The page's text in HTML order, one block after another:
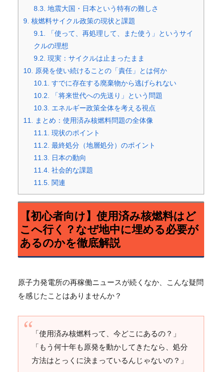
8.3. 地震大国・日本という特有の難しさ
9. 核燃料サイクル政策の現状と課題
9.1.
「使って、再処理して、また使う」というサイ
クルの理想
9.2. 現実：サイクルは止まったまま
10.
原発を使い続けることの「責任」とは何か
10.1.
すでに存在する廃棄物から逃げられない
10.2.
「将来世代への先送り」という問題
10.3.
エネルギー政策全体を考える視点
11.
まとめ：使用済み核燃料問題の全体像
11.1.
現状のポイント
11.2. 最終処分（地層処分）のポイント
11.3.
日本の動向
11.4. 社会的な課題
11.5. 関連
【初心者向け】使用済み核燃料はど
こへ行く？なぜ地中に埋める必要が
あるのかを徹底解説
原子力発電所の再稼働ニュースが続くなか、こんな疑問
を感じたことはありませんか？
「使用済み核燃料って、今どこにあるの？」
「もう何十年も原発を動かしてきたなら、処分
方法はとっくに決まっているんじゃないの？」